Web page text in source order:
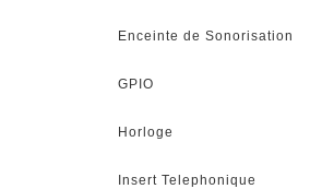
Enceinte de Sonorisation
GPIO
Horloge
Insert Telephonique